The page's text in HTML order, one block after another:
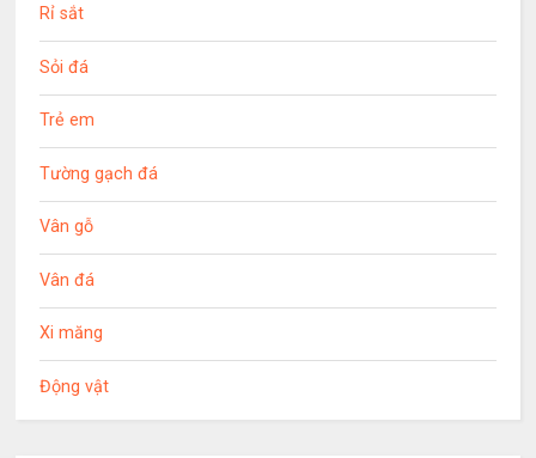
Rỉ sắt
Sỏi đá
Trẻ em
Tường gạch đá
Vân gỗ
Vân đá
Xi măng
Động vật